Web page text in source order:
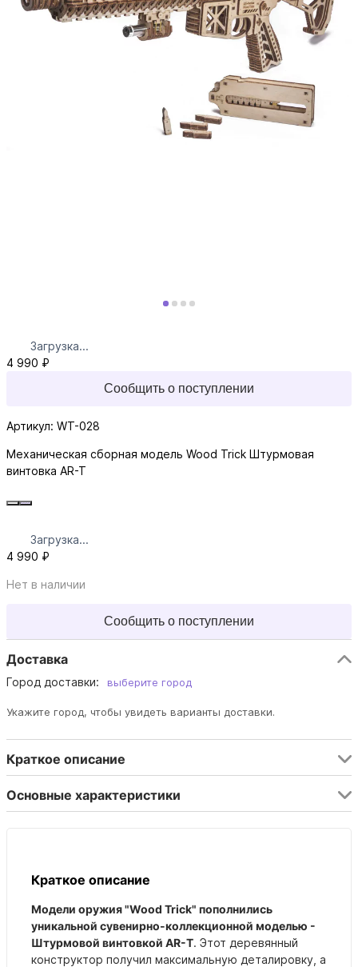
Загрузка...
4 990 ₽
Сообщить о поступлении
Артикул: WT-028
Механическая сборная модель Wood Trick Штурмовая
винтовка AR-T
Загрузка...
4 990 ₽
Нет в наличии
Сообщить о поступлении
Доставка
Город доставки: выберите город
Укажите город, чтобы увидеть варианты доставки.
Краткое описание
Основные характеристики
Краткое описание
Модели оружия "Wood Trick" пополнились
уникальной сувенирно-коллекционной моделью -
Штурмовой винтовкой AR-T. Этот деревянный
конструктор получил максимальную деталировку, а